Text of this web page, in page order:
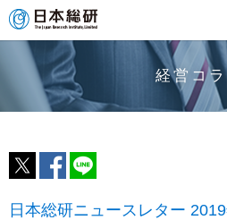
経営コ
日本総研ニュースレター